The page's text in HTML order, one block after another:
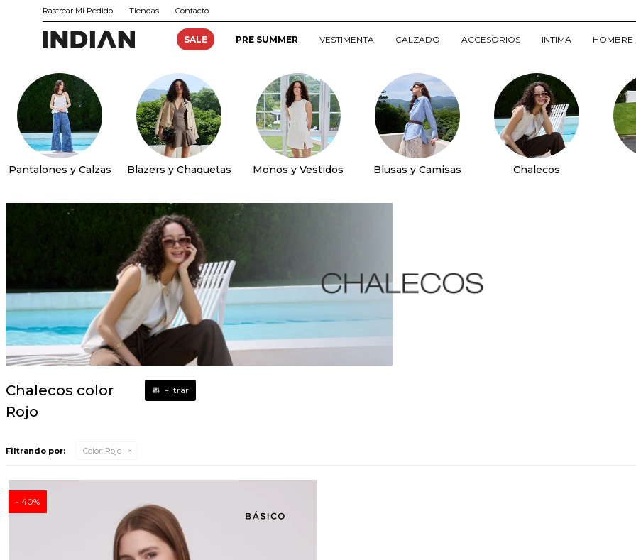
SALE PRE SUMMER VESTIMENTA CALZADO ACCESORIOS INTIMA HOMBRE
Rastrear Mi Pedido Tiendas Contacto
Pantalones y Calzas Blazers y Chaquetas Monos y Vestidos Blusas y Camisas Chalecos
Chalecos color
Rojo
Filtrando por: Color: Rojo
40